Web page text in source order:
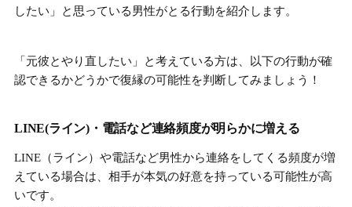
したい」と思っている男性がとる行動を紹介します。
「元彼とやり直したい」と考えている方は、以下の行動が確
認できるかどうかで復縁の可能性を判断してみましょう！
LINE(ライン)・電話など連絡頻度が明らかに増える
LINE（ライン）や電話など男性から連絡をしてくる頻度が増
えている場合は、相手が本気の好意を持っている可能性が高
いです。